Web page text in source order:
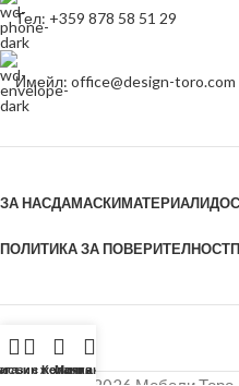
Тел: +359 878 58 51 29
Имейл: office@design-toro.com
ЗА НАСДАМАСКИМАТЕРИАЛИ
ПОЛИТИКА ЗА ПОВЕРИТЕЛНОСТ
с желания
Количка
Моят акаунт